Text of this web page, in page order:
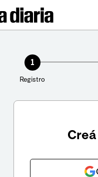
1
Registro